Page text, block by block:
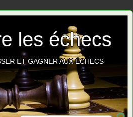
les échecs
ET GAGNER AUX ÉCHECS